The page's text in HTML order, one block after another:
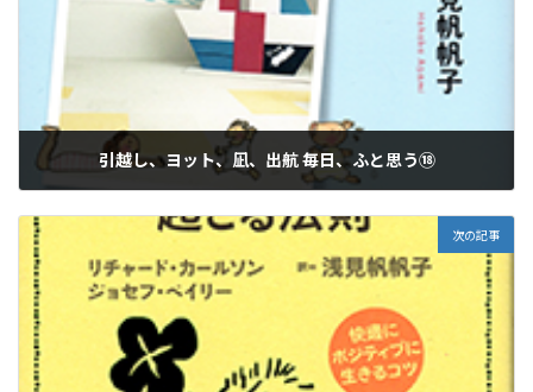
引越し、ヨット、凪、出航 毎日、ふと思う⑱
次の記事